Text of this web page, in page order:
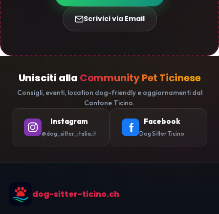
Scrivici via Email
Unisciti alla Community Pet Ticinese
Consigli, eventi, location dog-friendly e aggiornamenti dal
Cantone Ticino.
Instagram
@dog_sitter_italia.it
Facebook
Dog Sitter Ticino
dog-sitter-ticino.ch